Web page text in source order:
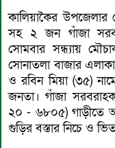
কালিয়াকৈর উপজেলার
সহ ২ জন গাঁজা
সোমবার সন্ধ্যায়
সোনাতলা বাজার
ও রবিন মিয়া (৩৫)
জনতা। গাঁজা
২০ - ৬৮০৫) গাড়ীতে
গুড়ির বস্তার নিচে ও